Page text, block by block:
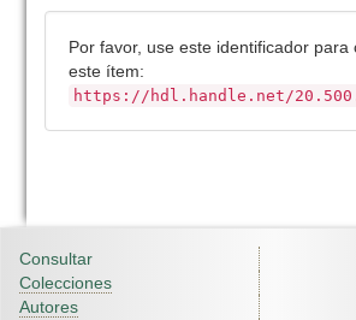
Por favor, use este identificador para
este ítem:
https://hdl.handle.net/
Consultar
Colecciones
Autores